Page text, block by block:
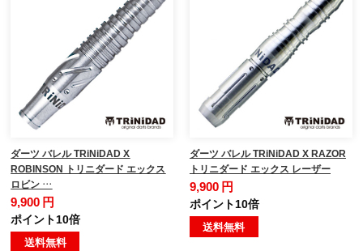
ダーツ バレル TRiNiDAD X
ROBINSON トリニダード エックス
ロビン …
9,900 円
ポイント10倍
送料無料
ダーツ バレル TRiNiDAD X RAZOR
トリニダード エックス レーザー
9,900 円
ポイント10倍
送料無料